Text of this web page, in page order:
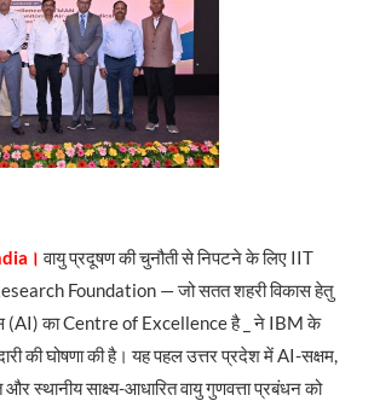
वायु प्रदूषण की चुनौती से निपटने के लिए IIT
Foundation — जो सतत शहरी विकास हेतु
(AI) का Centre of Excellence है _ ने IBM के
की घोषणा की है। यह पहल उत्तर प्रदेश में AI-सक्षम,
स्थानीय साक्ष्य-आधारित वायु गुणवत्ता प्रबंधन को